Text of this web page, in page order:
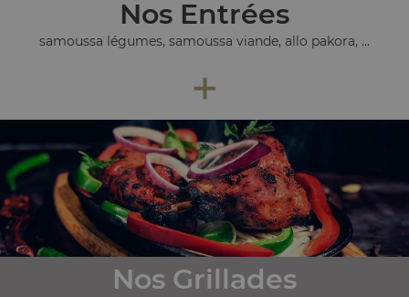
Nos Entrées
samoussa légumes, samoussa viande, allo pakora, ...
+
Nos Grillades